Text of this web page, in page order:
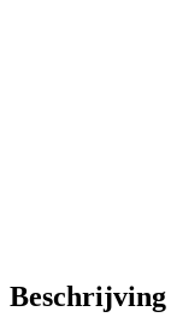
Beschrijving